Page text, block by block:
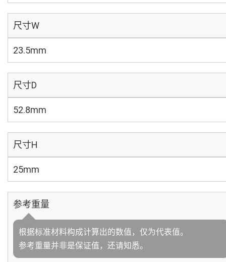
尺寸W
23.5mm
尺寸D
52.8mm
尺寸H
25mm
参考重量
根据标准材料构成计算出的数值，仅为代表值。
参考重量并非是保证值，还请知悉。